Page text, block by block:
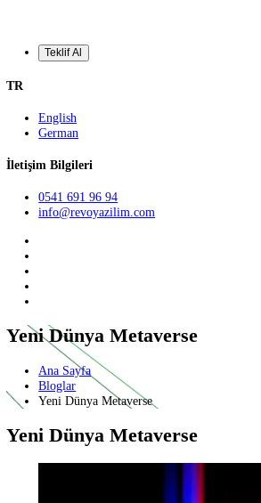
Teklif Al
TR
İletişim Bilgileri
0541 691 96 94
info@revoyazilim.com
Yeni Dünya Metaverse